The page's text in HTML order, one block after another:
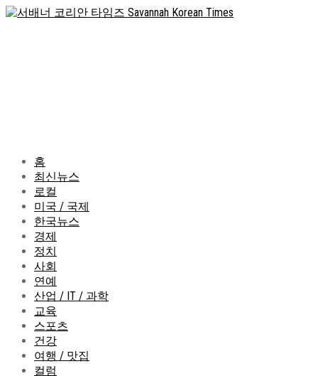
홈
최신뉴스
로컬
미국 / 국제
한국뉴스
경제
정치
사회
연예
산업 / IT / 과학
교육
스포츠
건강
여행 / 맛집
컬럼